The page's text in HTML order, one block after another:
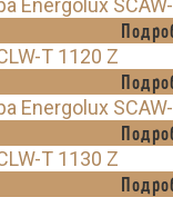
T 1120 Z
T 1130 Z